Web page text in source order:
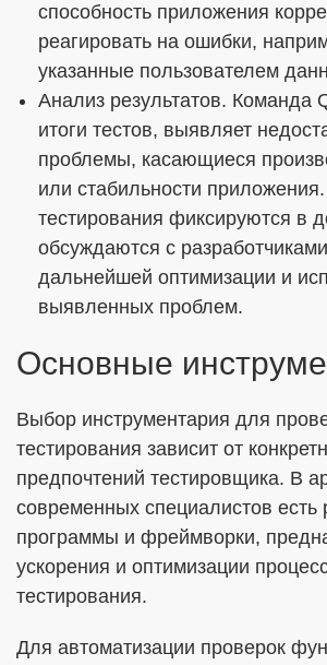
способность приложения
реагировать на ошибки,
указанные пользователем
Анализ результатов. Команда
итоги тестов, выявляет
проблемы, касающиеся
или стабильности
тестирования фиксируются в
обсуждаются с
дальнейшей оптимизации и
выявленных проблем.
Основные
Выбор инструментария для
тестирования зависит от
предпочтений тестировщика. В
современных специалистов есть
программы и фреймворки,
ускорения и оптимизации
тестирования.
Для автоматизации проверок